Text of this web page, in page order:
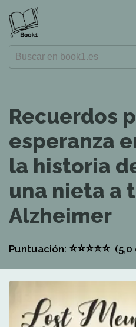
Recuerdos
esperanza
la historia
una nieta a
Alzheimer
Puntuación: ⭐⭐⭐⭐⭐(5,0